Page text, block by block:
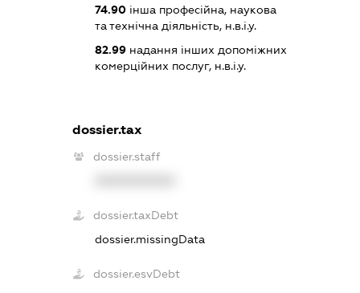
74.90інша професійна, наукова
та технічна діяльність, н.в.і.у.
82.99надання інших допоміжних
комерційних послуг, н.в.і.у.
dossier.tax
dossier.staff
dossier.taxDebt
dossier.missingData
dossier.esvDebt